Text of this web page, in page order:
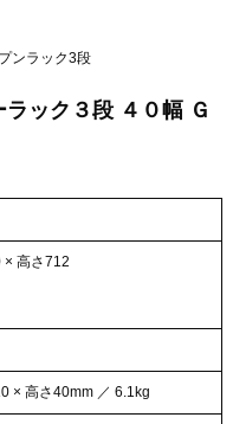
ンラック3段
ック３段 ４０幅 Ｇ
× 高さ712
× 高さ40mm ／ 6.1kg